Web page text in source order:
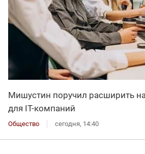
Мишустин поручил расширить
для IT-компаний
Общество сегодня, 14:40